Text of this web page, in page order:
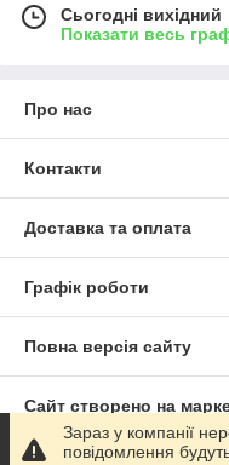
Сьогодні вихідний
Показати весь
Про нас
Контакти
Доставка та оплата
Графік роботи
Повна версія сайту
Сайт створено на
Зараз у компанії
повідомлення